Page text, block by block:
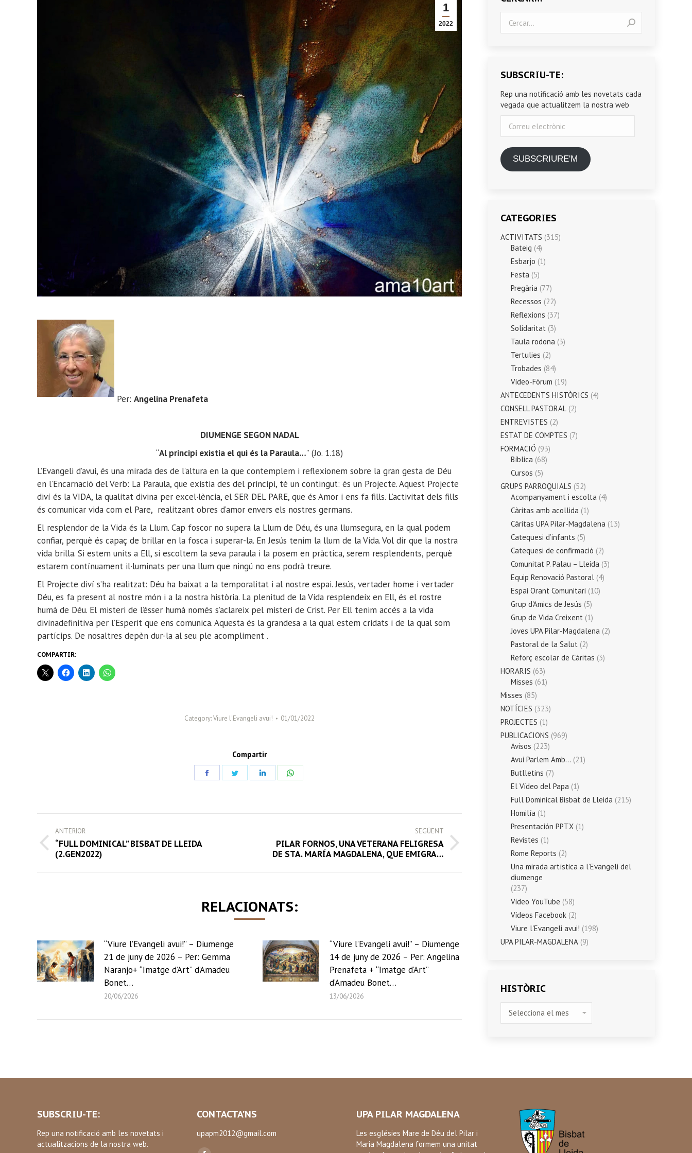
1
2022
Per: Angelina Prenafeta
DIUMENGE SEGON NADAL
“Al principi existia el qui és la Paraula…” (Jo. 1.18)
L’Evangeli d’avui, és una mirada des de l’altura en la que contemplem i reflexionem sobre la gran gesta de Déu
en l’Encarnació del Verb: La Paraula, que existia des del principi, té un contingut: és un Projecte. Aquest Projecte
diví és la VIDA, la qualitat divina per excel·lència, el SER DEL PARE, que és Amor i ens fa fills. L’activitat dels fills
és comunicar vida com el Pare, realitzant obres d’amor envers els nostres germans.
El resplendor de la Vida és la Llum. Cap foscor no supera la Llum de Déu, és una llumsegura, en la qual podem
confiar, perquè és capaç de brillar en la fosca i superar-la. En Jesús tenim la llum de laVida.Vol dir que la nostra
vida brilla. Si estem units a Ell, si escoltem la seva paraula i la posem en pràctica, serem resplendents, perquè
estarem contínuament il·luminats per una llum que ningú no ens podrà treure.
El Projecte diví s’ha realitzat: Déu ha baixat a la temporalitat i al nostre espai. Jesús, vertader home i vertader
Déu, es fa present al nostre món i a la nostra història. La plenitud de la Vida resplendeix en Ell, és el rostre
humà de Déu. El misteri de l’ésser humà només s’aclareix pel misteri de Crist. Per Ell tenim accés a la vida
divinadefinitiva per l’Esperit que ens comunica.Aquesta és la grandesa a la qual estem cridats i de la qual som
partícips. De nosaltres depèn dur-la al seu ple acompliment .
COMPARTIR:
Category:Viure l'Evangeli avui! 01/01/2022
Compartir
Share
Share
POST
NAVIGATION
ANTERIOR
Previous
post:
“FULL DOMINICAL” BISBAT DE LLEIDA
(2.GEN2022)
SEGÜENT
Next
post:
PILAR FORNOS, UNA VETERANA FELIGRESA
DE STA. MARÍA MAGDALENA, QUE EMIGRA…
RELACIONATS:
“Viure l’Evangeli avui!” – Diumenge
21 de juny de 2026 – Per: Gemma
Naranjo+ “Imatge d’Art” d’Amadeu
Bonet…
20/06/2026
“Viure l’Evangeli avui!” – Diumenge
14 de juny de 2026 – Per: Angelina
Prenafeta + “Imatge d’Art”
d’Amadeu Bonet…
13/06/2026
SUBSCRIU-TE:
Rep una notificació amb les novetats cada
vegada que actualitzem la nostra web
electrònic
SUBSCRIURE'M
CATEGORIES
ACTIVITATS (315)
Bateig (4)
Esbarjo (1)
Festa (5)
Pregària (77)
Recessos (22)
Reflexions (37)
Solidaritat (3)
Taula rodona (3)
Tertulies (2)
Trobades (84)
Vídeo-Fòrum (19)
ANTECEDENTS HISTÒRICS (4)
CONSELL PASTORAL (2)
ENTREVISTES (2)
ESTAT DE COMPTES (7)
FORMACIÓ (93)
Bíblica (68)
Cursos (5)
GRUPS PARROQUIALS (52)
Acompanyament i escolta (4)
Càritas amb acollida (1)
Càritas UPA Pilar-Magdalena (13)
Catequesi d’infants (5)
Catequesi de confirmació (2)
Comunitat P. Palau – Lleida (3)
Equip Renovació Pastoral (4)
Espai Orant Comunitari (10)
Grup d'Amics de Jesús (5)
Grup de Vida Creixent (1)
Joves UPA Pilar-Magdalena (2)
Pastoral de la Salut (2)
Reforç escolar de Càritas (3)
HORARIS (63)
Misses (61)
Misses (85)
NOTÍCIES (323)
PROJECTES (1)
PUBLICACIONS (969)
Avisos (223)
Avui Parlem Amb… (21)
Butlletins (7)
El Vídeo del Papa (1)
Full Dominical Bisbat de Lleida (215)
Homilía (1)
Presentación PPTX (1)
Revistes (1)
Rome Reports (2)
Una mirada artística a l’Evangeli del
diumenge
(237)
Vídeo YouTube (58)
Vídeos Facebook (2)
Viure l'Evangeli avui! (198)
UPA PILAR-MAGDALENA (9)
HISTÒRIC
SUBSCRIU-TE:
Rep una notificació amb les novetats i
actualitzacions de la nostra web.
CONTACTA’NS
upapm2012@gmail.com
UPA PILAR MAGDALENA
Les esglésies Mare de Déu del Pilar i
Maria Magdalena formem una unitat